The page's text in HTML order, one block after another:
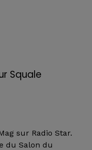
Squale
sur Radio Star.
du Salon du